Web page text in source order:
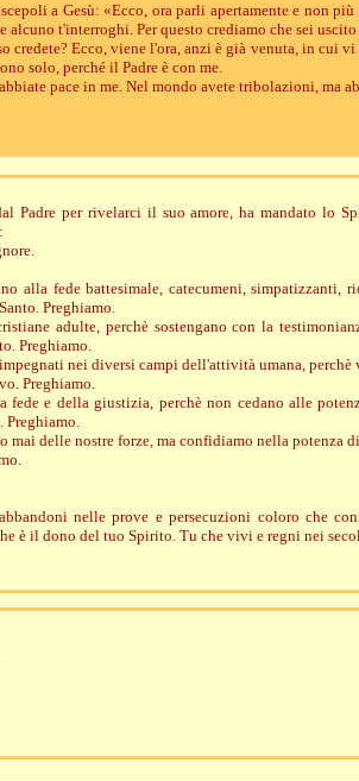
a Gesù: «Ecco, ora parli apertamente e non
alcuno t'interroghi. Per questo crediamo che sei
credete? Ecco, viene l'ora, anzi è già venuta, in cui
solo, perché il Padre è con me.
pace in me. Nel mondo avete tribolazioni, ma
Padre per rivelarci il suo amore, ha mandato lo
alla fede battesimale, catecumeni, simpatizzanti,
Preghiamo.
adulte, perchè sostengano con la
Preghiamo.
nei diversi campi dell'attività umana,
Preghiamo.
fede e della giustizia, perchè non cedano alle
mai delle nostre forze, ma confidiamo nella potenza
nelle prove e persecuzioni coloro che
è il dono del tuo Spirito. Tu che vivi e regni nei